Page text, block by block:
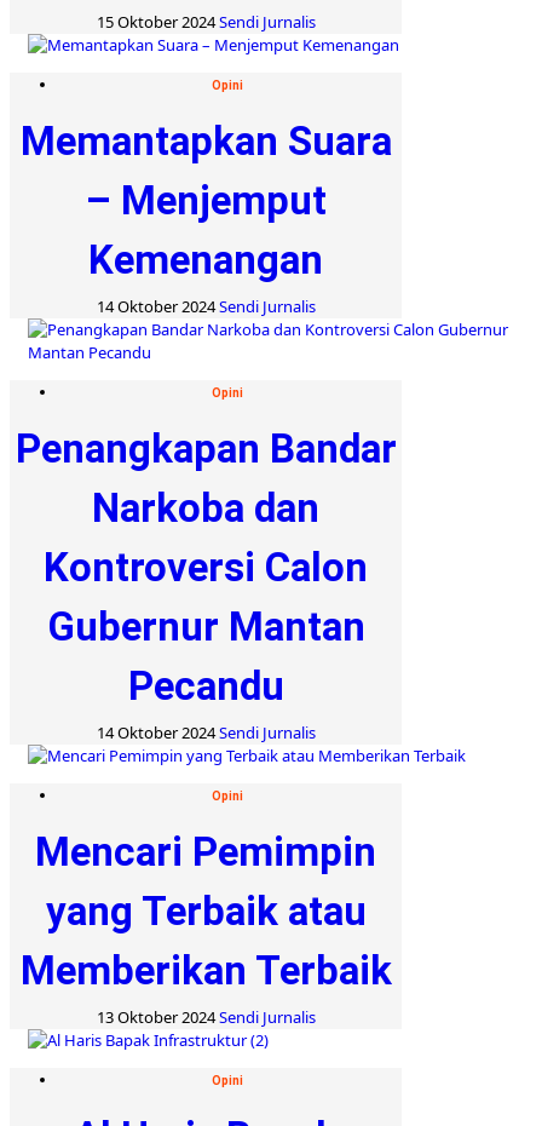
15 Oktober 2024Sendi Jurnalis
Opini
Memantapkan Suara
– Menjemput
Kemenangan
14 Oktober 2024Sendi Jurnalis
Opini
Penangkapan Bandar
Narkoba dan
Kontroversi Calon
Gubernur Mantan
Pecandu
14 Oktober 2024Sendi Jurnalis
Opini
Mencari Pemimpin
yang Terbaik atau
Memberikan Terbaik
13 Oktober 2024Sendi Jurnalis
Opini